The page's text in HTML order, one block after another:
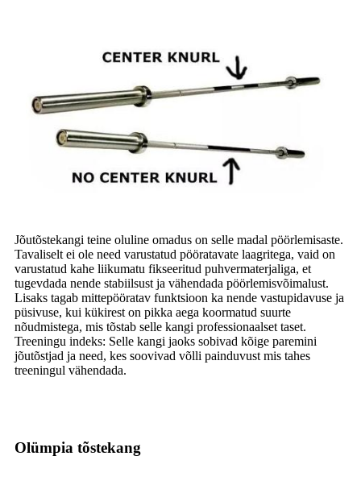
Jõutõstekangi teine ​​oluline omadus on selle madal pöörlemisaste.
Tavaliselt ei ole need varustatud pööratavate laagritega, vaid on
varustatud kahe liikumatu fikseeritud puhvermaterjaliga, et
tugevdada nende stabiilsust ja vähendada pöörlemisvõimalust.
Lisaks tagab mittepööratav funktsioon ka nende vastupidavuse ja
püsivuse, kui kükirest on pikka aega koormatud suurte
nõudmistega, mis tõstab selle kangi professionaalset taset.
Treeningu indeks: Selle kangi jaoks sobivad kõige paremini
jõutõstjad ja need, kes soovivad võlli painduvust mis tahes
treeningul vähendada.
Olümpia tõstekang